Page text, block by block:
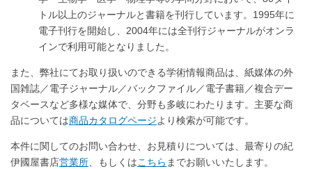
トル以上のジャーナルと書籍を刊行しています。1995年に
電子刊行を開始し、2004年には全刊行ジャーナルがオンラ
インで利用可能となりました。
また、弊社にてお取り扱いのできる学術情報商品は、紙媒体の外
国雑誌／電子ジャーナル／バックファイル／電子書籍／複合デー
タベースなど多様な媒体で、分野も多岐にわたります。主要な商
品については商品カタログページより検索が可能です。
本件に関してのお問い合わせ、お見積りについては、最寄りの紀
伊國屋書店営業所、もしくはこちら までお願いいたします。